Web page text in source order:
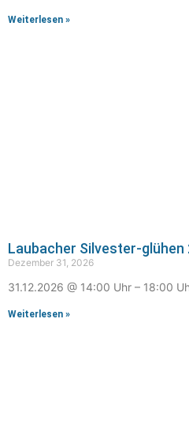
Weiterlesen »
Laubacher Silvester-glühen
Dezember 31, 2026
31.12.2026 @ 14:00 Uhr – 18:00
Weiterlesen »